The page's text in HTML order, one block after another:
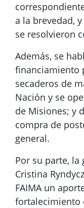
a la brevedad,
se resolvieron
Además, se
financiamiento
secaderos de
Nación y se
de Misiones; y
compra de
general.
Por su parte, la
Cristina
FAIMA un
fortalecimiento